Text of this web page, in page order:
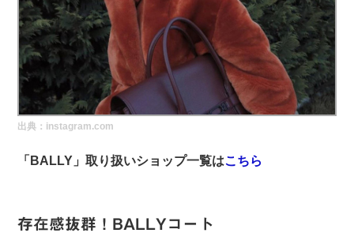
バイマの疑問に現役パーソナルショッパーが答えてみた
バイマ活動の疑問に売れっ子現役バイヤーが答えてみた
実録！海外ショップで買ってみた！
海外SHOP LIST
パーソナルショッパー指南書
出典：instagram.com
「BALLY」取り扱いショップ一覧はこちら
存在感抜群！BALLYコート